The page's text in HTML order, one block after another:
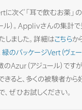
に次ぐ「耳で飲むお薬」
ル）。Applivさんの集計
しました。詳細はこちらか
緑のパッケージVert（ヴェー
Azur（アジュール）です
ると、多くの被験者から
、ぜひお試しください。